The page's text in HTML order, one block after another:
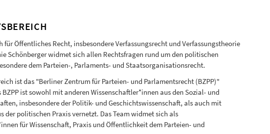
für Öffentliches Recht, insbesondere Verfassungsrecht und Verfassungstheorie
Schönberger widmet sich allen Rechtsfragen rund um den politischen
dem Parteien-, Parlaments- und Staatsorganisationsrecht.
ist das "Berliner Zentrum für Parteien- und Parlamentsrecht (BZPP)"
ist sowohl mit anderen Wissenschaftler*innen aus den Sozial- und
insbesondere der Politik- und Geschichtswissenschaft, als auch mit
der politischen Praxis vernetzt. Das Team widmet sich als
für Wissenschaft, Praxis und Öffentlichkeit dem Parteien- und